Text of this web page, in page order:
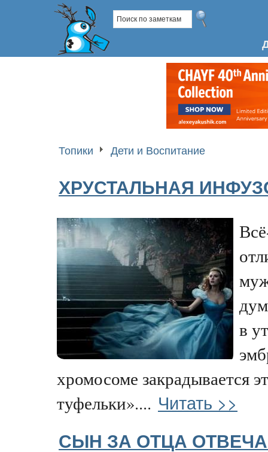
Топики Дети и Воспитание
ХРУСТАЛЬНАЯ
в
хромосоме закрадывается
туфельки».... Читать >>
СЫН ЗА ОТЦА